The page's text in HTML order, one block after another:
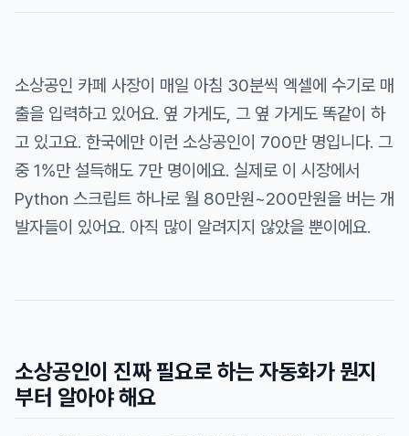
소상공인 카페 사장이 매일 아침 30분씩 엑셀에 수기로 매
출을 입력하고 있어요. 옆 가게도, 그 옆 가게도 똑같이 하
고 있고요. 한국에만 이런 소상공인이 700만 명입니다. 그
중 1%만 설득해도 7만 명이에요. 실제로 이 시장에서
Python 스크립트 하나로 월 80만원~200만원을 버는 개
발자들이 있어요. 아직 많이 알려지지 않았을 뿐이에요.
소상공인이 진짜 필요로 하는 자동화가 뭔지
부터 알아야 해요